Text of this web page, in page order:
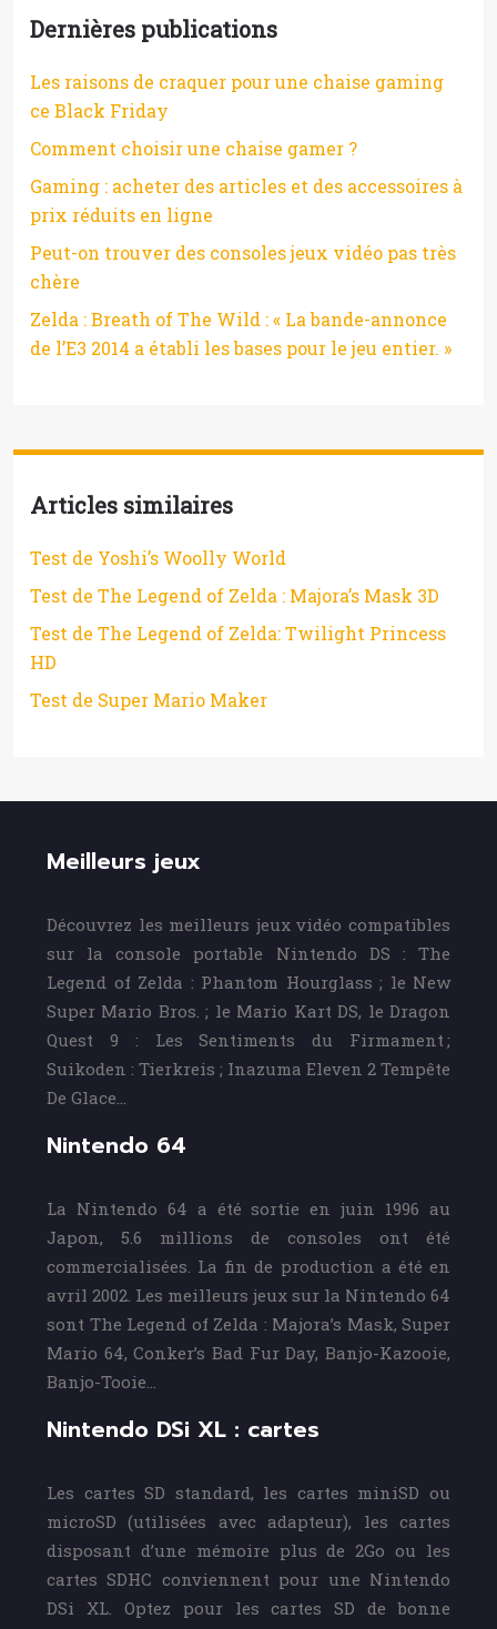
Dernières publications
Les raisons de craquer pour une chaise gaming
ce Black Friday
Comment choisir une chaise gamer ?
Gaming : acheter des articles et des accessoires à
prix réduits en ligne
Peut-on trouver des consoles jeux vidéo pas très
chère
Zelda : Breath of The Wild : « La bande-annonce
de l’E3 2014 a établi les bases pour le jeu entier. »
Articles similaires
Test de Yoshi’s Woolly World
Test de The Legend of Zelda : Majora’s Mask 3D
Test de The Legend of Zelda: Twilight Princess
HD
Test de Super Mario Maker
Meilleurs jeux
Découvrez les meilleurs jeux vidéo compatibles
sur la console portable Nintendo DS : The
Legend of Zelda : Phantom Hourglass ; le New
Super Mario Bros. ; le Mario Kart DS, le Dragon
Quest 9 : Les Sentiments du Firmament ;
Suikoden : Tierkreis ; Inazuma Eleven 2 Tempête
De Glace…
Nintendo 64
La Nintendo 64 a été sortie en juin 1996 au
Japon, 5.6 millions de consoles ont été
commercialisées. La fin de production a été en
avril 2002. Les meilleurs jeux sur la Nintendo 64
sont The Legend of Zelda : Majora’s Mask, Super
Mario 64, Conker’s Bad Fur Day, Banjo-Kazooie,
Banjo-Tooie…
Nintendo DSi XL : cartes
Les cartes SD standard, les cartes miniSD ou
microSD (utilisées avec adapteur), les cartes
disposant d’une mémoire plus de 2Go ou les
cartes SDHC conviennent pour une Nintendo
DSi XL. Optez pour les cartes SD de bonne